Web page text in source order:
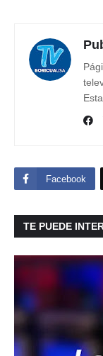
Facebook
TE PUEDE